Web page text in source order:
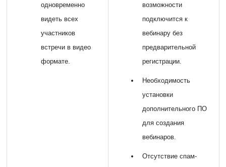
одновременно
видеть всех
участников
встречи в видео
формате.
возможности
подключится к
вебинару без
предварительной
регистрации.
Необходимость
установки
дополнительного ПО
для создания
вебинаров.
Отсутствие спам-